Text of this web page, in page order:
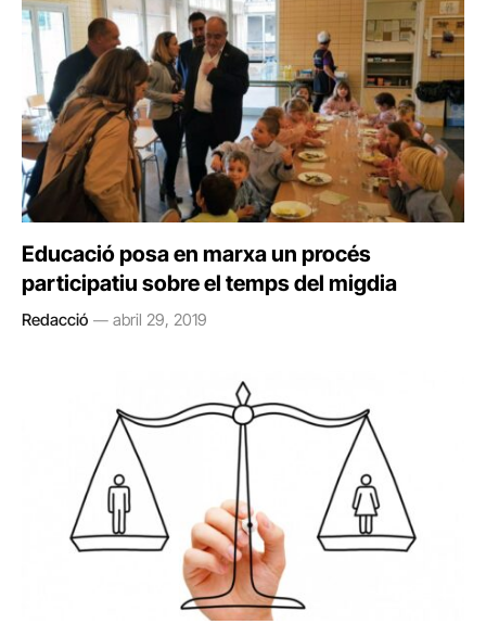
Educació posa en marxa un procés
participatiu sobre el temps del migdia
Redacció abril 29, 2019